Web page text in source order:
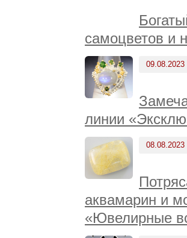
самоцветов и
09.08.2023
линии
08.08.2023
аквамарин и
«Ювелирные